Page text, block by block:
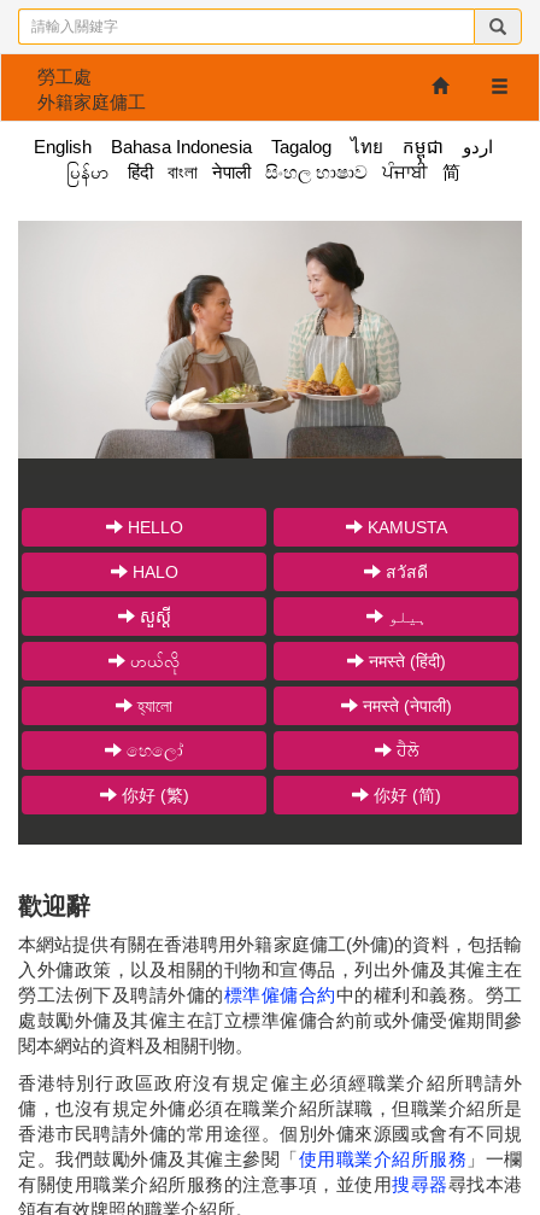
打
關
勞工處
外籍家庭傭工
English Bahasa Indonesia Tagalog ไทย កម្ពុជា
اردو
မြန်မာ
हिंदी বাংলা नेपाली සිංහල භාෂාව ਪੰਜਾਬੀ 简
HELLO KAMUSTA
HALO สวัสดี
សួស្តី ہیلو
ဟယ်လို नमस्ते (हिंदी)
হ্যালো नमस्ते (नेपाली)
හෙලෝ ਹੈਲੋ
你好 (繁) 你好 (简)
歡迎辭
本網站提供有關在香港聘用外籍家庭傭工(外傭)的資料，包括輸
入外傭政策，以及相關的刊物和宣傳品，列出外傭及其僱主在
勞工法例下及聘請外傭的標準僱傭合約中的權利和義務。勞工
處鼓勵外傭及其僱主在訂立標準僱傭合約前或外傭受僱期間參
閱本網站的資料及相關刊物。
香港特別行政區政府沒有規定僱主必須經職業介紹所聘請外
傭，也沒有規定外傭必須在職業介紹所謀職，但職業介紹所是
香港市民聘請外傭的常用途徑。個別外傭來源國或會有不同規
定。我們鼓勵外傭及其僱主參閱「使用職業介紹所服務 」一欄
有關使用職業介紹所服務的注意事項，並使用搜尋器尋找本港
領有有效牌照的職業介紹所。